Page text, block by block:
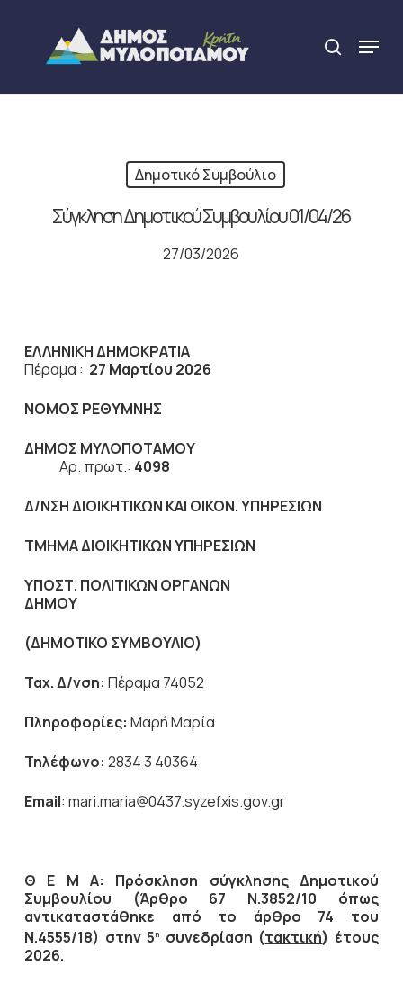
content
search
Menu
Δημοτικό Συμβούλιο
Σύγκληση Δημοτικού Συμβουλίου 01/04/26
27/03/2026
ΕΛΛΗΝΙΚΗ ΔΗΜΟΚΡΑΤΙΑ
Πέραμα : 27 Μαρτίου 2026
ΝΟΜΟΣ ΡΕΘΥΜΝΗΣ
ΔΗΜΟΣ ΜΥΛΟΠΟΤΑΜΟΥ
Αρ. πρωτ.: 4098
Δ/ΝΣΗ ΔΙΟΙΚΗΤΙΚΩΝ ΚΑΙ ΟΙΚΟΝ. ΥΠΗΡΕΣΙΩΝ
ΤΜΗΜΑ ΔΙΟΙΚΗΤΙΚΩΝ ΥΠΗΡΕΣΙΩΝ
ΥΠΟΣΤ. ΠΟΛΙΤΙΚΩΝ ΟΡΓΑΝΩΝ
ΔΗΜΟΥ
(ΔΗΜΟΤΙΚΟ ΣΥΜΒΟΥΛΙΟ)
Ταχ. Δ/νση: Πέραμα 74052
Πληροφορίες: Μαρή Μαρία
Τηλέφωνο: 2834 3 40364
Email: mari.maria@0437.syzefxis.gov.gr
Θ Ε Μ Α: Πρόσκληση σύγκλησης Δημοτικού
Συμβουλίου (Άρθρο 67 Ν.3852/10 όπως
αντικαταστάθηκε από το άρθρο 74 του
Ν.4555/18) στην 5η συνεδρίαση (τακτική) έτους
2026.
Close